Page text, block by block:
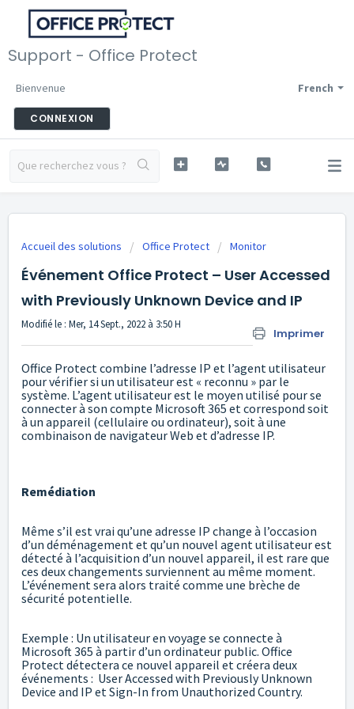
Support - Office Protect
French
Bienvenue
CONNEXION
Accueil des solutions Office Protect Monitor
Événement Office Protect – User Accessed
with Previously Unknown Device and IP
Imprimer
Modifié le : Mer, 14 Sept., 2022 à 3:50 H
Office Protect combine l’adresse IP et l’agent utilisateur
pour vérifier si un utilisateur est « reconnu » par le
système. L’agent utilisateur est le moyen utilisé pour se
connecter à son compte Microsoft 365 et correspond soit
à un appareil (cellulaire ou ordinateur), soit à une
combinaison de navigateur Web et d’adresse IP.
Remédiation
Même s’il est vrai qu’une adresse IP change à l’occasion
d’un déménagement et qu’un nouvel agent utilisateur est
détecté à l’acquisition d’un nouvel appareil, il est rare que
ces deux changements surviennent au même moment.
L’événement sera alors traité comme une brèche de
sécurité potentielle.
Exemple : Un utilisateur en voyage se connecte à
Microsoft 365 à partir d’un ordinateur public. Office
Protect détectera ce nouvel appareil et créera deux
événements : User Accessed with Previously Unknown
Device and IP et Sign-In from Unauthorized Country.